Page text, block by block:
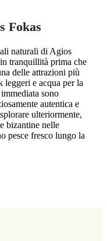
Fokas
naturali di Agios
tranquillità prima che
delle attrazioni più
leggeri e acqua per la
sono
autentica e
ulteriormente,
bizantine nelle
pesce fresco lungo la